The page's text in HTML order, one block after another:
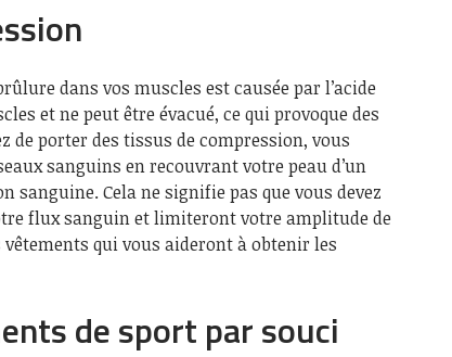
dans vos muscles est causée par l’acide
et ne peut être évacué, ce qui provoque des
de porter des tissus de compression, vous
sanguins en recouvrant votre peau d’un
Cela ne signifie pas que vous devez
flux sanguin et limiteront votre amplitude de
qui vous aideront à obtenir les
de sport par souci